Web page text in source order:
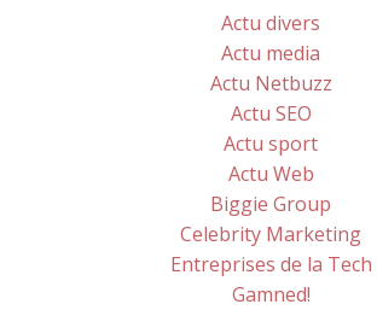
Actu divers
Actu media
Actu Netbuzz
Actu SEO
Actu sport
Actu Web
Biggie Group
Celebrity Marketing
Entreprises de la Tech
Gamned!